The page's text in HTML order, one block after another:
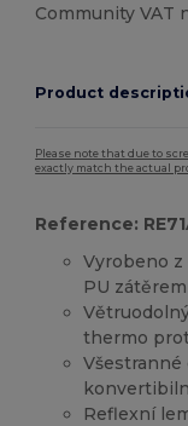
Community VAT
Product
Please note that due to
exactly match the actual
Reference:
Vyrobeno
PU zátěrem
thermo
Reflexní